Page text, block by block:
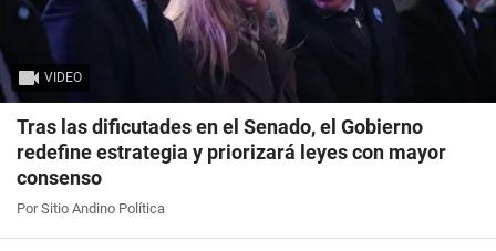
VIDEO
Tras las dificutades en el Senado, el Gobierno
redefine estrategia y priorizará leyes con mayor
consenso
Por Sitio Andino Política